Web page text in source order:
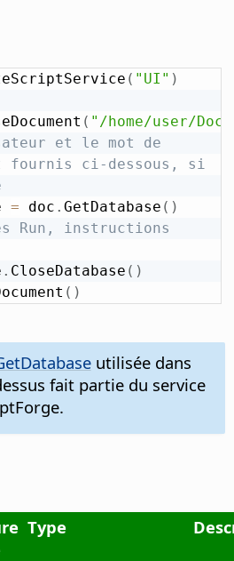
( "UI" )
( "/home/user/
et le mot de
fournis ci-dessous, si
= doc . GetDatabase ( )
Run, instructions
. CloseDatabase ( )
( )
utilisée dans
fait partie du service
Type